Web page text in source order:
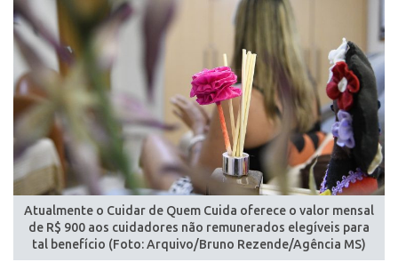
Atualmente o Cuidar de Quem Cuida oferece o valor mensal
de R$ 900 aos cuidadores não remunerados elegíveis para
tal benefício (Foto: Arquivo/Bruno Rezende/Agência MS)